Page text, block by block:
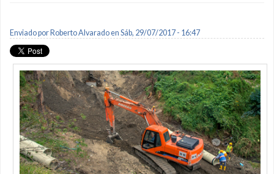
Enviado por Roberto Alvaradoen Sáb, 29/07/2017 - 16:47